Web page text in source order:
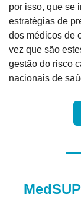
por isso, que se
estratégias de
dos médicos de
vez que são
gestão do risco
nacionais de